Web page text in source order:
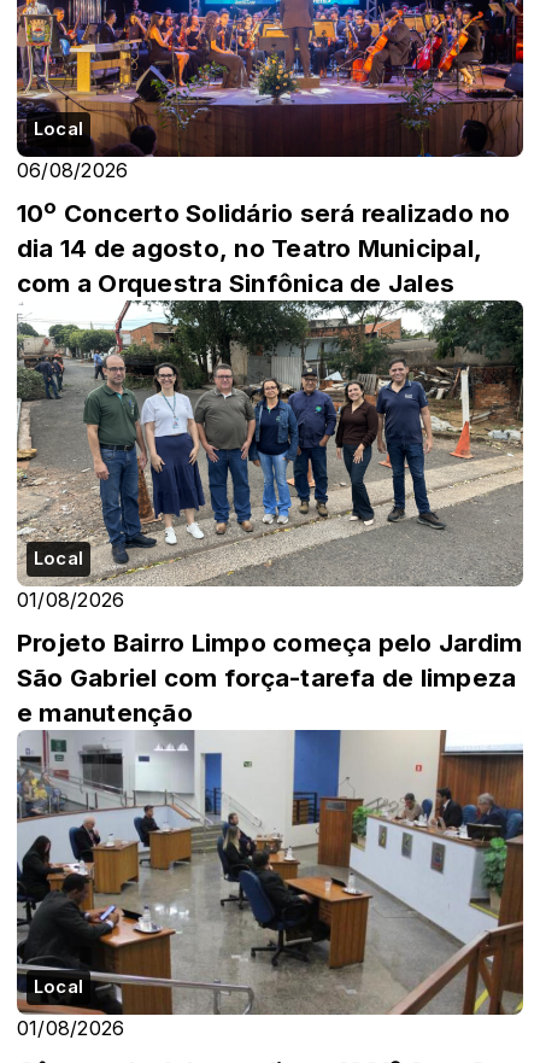
Local
06/08/2026
10º Concerto Solidário será realizado no
dia 14 de agosto, no Teatro Municipal,
com a Orquestra Sinfônica de Jales
Local
01/08/2026
Projeto Bairro Limpo começa pelo Jardim
São Gabriel com força-tarefa de limpeza
e manutenção
Local
01/08/2026